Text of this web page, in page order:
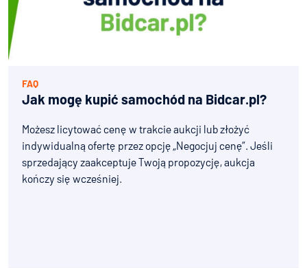
FAQ
Jak mogę kupić samochód na Bidcar.pl?
Możesz licytować cenę w trakcie aukcji lub złożyć
indywidualną ofertę przez opcję „Negocjuj cenę”. Jeśli
sprzedający zaakceptuje Twoją propozycję, aukcja
kończy się wcześniej.